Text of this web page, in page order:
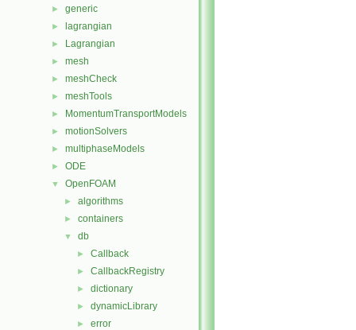
► generic
► lagrangian
► Lagrangian
► mesh
► meshCheck
► meshTools
► MomentumTransportModels
► motionSolvers
► multiphaseModels
► ODE
▼ OpenFOAM
► algorithms
► containers
▼ db
► Callback
► CallbackRegistry
► dictionary
► dynamicLibrary
► error